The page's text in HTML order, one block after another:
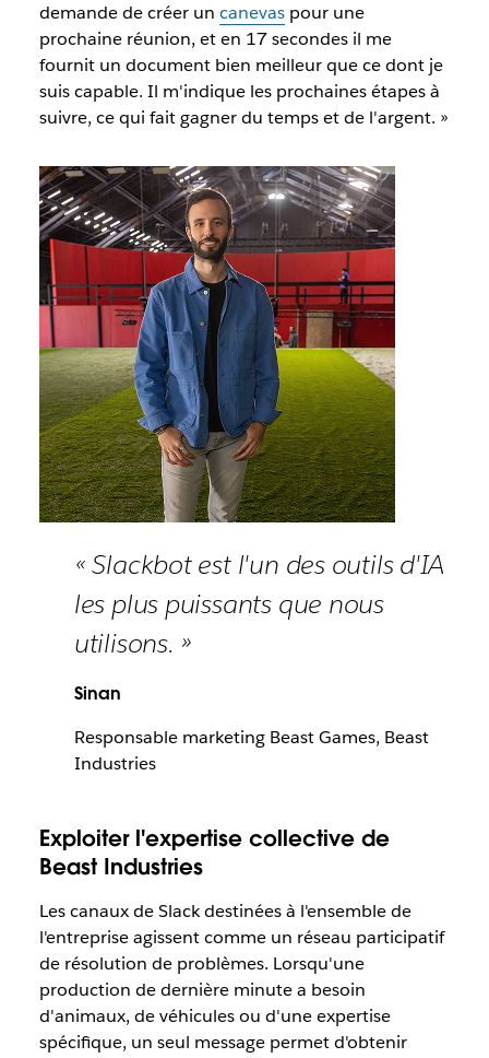
demande de créer un canevaspour une
prochaine réunion, et en 17 secondes il me
fournit un document bien meilleur que ce dont je
suis capable. Il m'indique les prochaines étapes à
suivre, ce qui fait gagner du temps et de l'argent. »
« Slackbot est l'un des outils d'IA
les plus puissants que nous
utilisons. »
Sinan
Responsable marketing Beast Games, Beast
Industries
Exploiter l'expertise collective de
Beast Industries
Les canaux de Slack destinées à l'ensemble de
l'entreprise agissent comme un réseau participatif
de résolution de problèmes. Lorsqu'une
production de dernière minute a besoin
d'animaux, de véhicules ou d'une expertise
spécifique, un seul message permet d'obtenir